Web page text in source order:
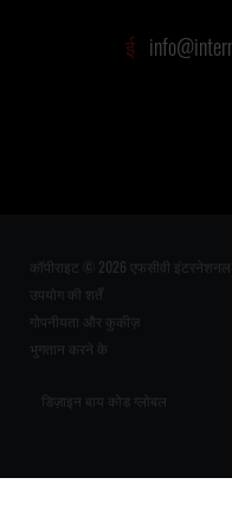
ई
कॉपीराइट © 2026 एफसीवी
उपयोग की शर्तें
गोपनीयता और कुकीज़
भुगतान करने के
डिज़ाइन बाय कोड ग्लोबल